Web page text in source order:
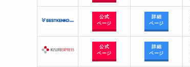
公式
ページ
詳細
ページ
公式
ページ
詳細
ページ